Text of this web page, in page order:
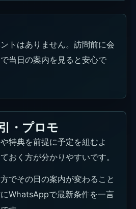
トはありません。訪問前に会
当日の案内を見ると安心で
・プロモ
特典を前提に予定を組むよ
おく方が分かりやすいです。
でその日の案内が変わること
WhatsAppで最新条件を一言